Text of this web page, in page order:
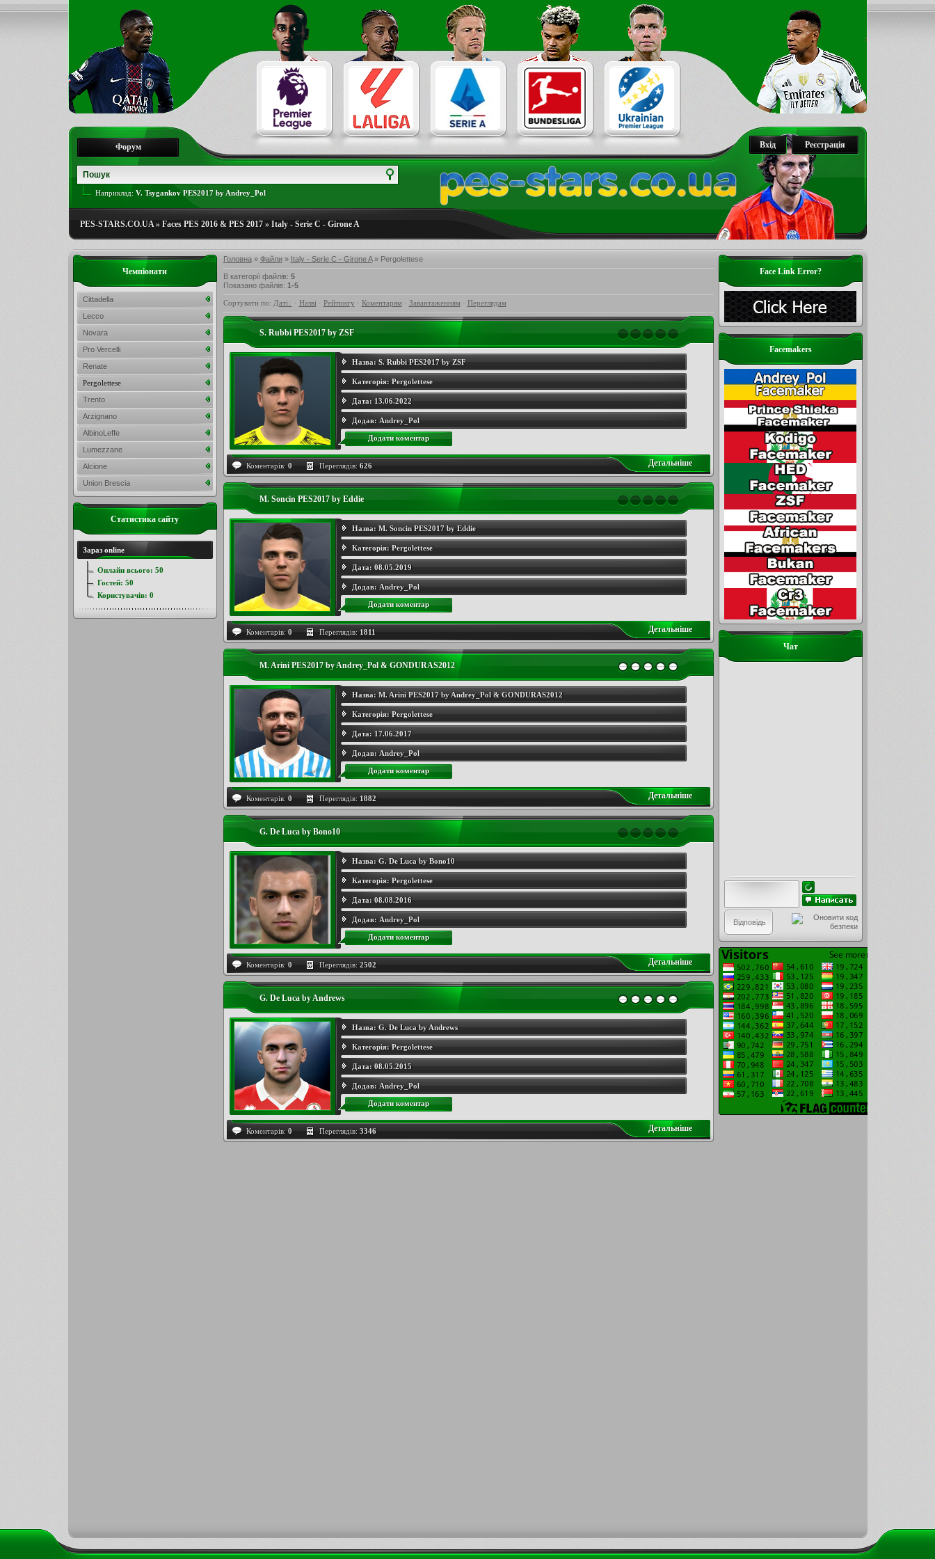
Реєстрація
Вхід
Форум
Наприклад: V. Tsygankov PES2017 by Andrey_Pol
PES-STARS.CO.UA» Faces PES 2016 & PES 2017» Italy - Serie C - Girone A
Головна» Файли» Italy - Serie C - Girone A» Pergolettese
В категорії файлів: 5
Показано файлів: 1-5
Сортувати по: Даті · Назві · Рейтингу · Коментарям· Завантаженням· Переглядам
S. Rubbi PES2017 by ZSF
Назва: S. Rubbi PES2017 by ZSF
Категорія: Pergolettese
Дата: 13.06.2022
Додав: Andrey_Pol
Додати коментар
Коментарів: 0 Переглядів: 626 Детальнiше
M. Soncin PES2017 by Eddie
Назва: M. Soncin PES2017 by Eddie
Категорія: Pergolettese
Дата: 08.05.2019
Додав: Andrey_Pol
Додати коментар
Коментарів: 0 Переглядів: 1811 Детальнiше
M. Arini PES2017 by Andrey_Pol & GONDURAS2012
Назва: M. Arini PES2017 by Andrey_Pol & GONDURAS2012
Категорія: Pergolettese
Дата: 17.06.2017
Додав: Andrey_Pol
Додати коментар
Коментарів: 0 Переглядів: 1882 Детальнiше
G. De Luca by Bono10
Назва: G. De Luca by Bono10
Категорія: Pergolettese
Дата: 08.08.2016
Додав: Andrey_Pol
Додати коментар
Коментарів: 0 Переглядів: 2502 Детальнiше
G. De Luca by Andrews
Назва: G. De Luca by Andrews
Категорія: Pergolettese
Дата: 08.05.2015
Додав: Andrey_Pol
Додати коментар
Коментарів: 0 Переглядів: 3346 Детальнiше
Face Link Error?
Facemakers
Чат
Чемпіонати
Cittadella
Lecco
Novara
Pro Vercelli
Renate
Pergolettese
Trento
Arzignano
AlbinoLeffe
Lumezzane
Alcione
Union Brescia
Статистика сайту
Зараз online
Онлайн всього: 50
Гостей: 50
Користувачів: 0